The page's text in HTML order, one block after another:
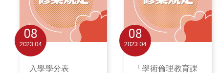
08
04
2023
入學學分表
08
04
2023
「學術倫理教育課